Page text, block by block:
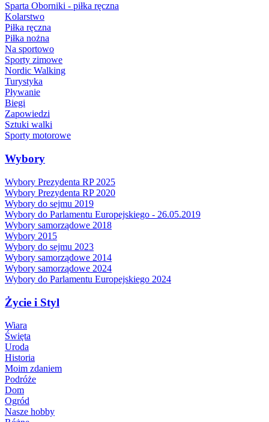
Sparta Oborniki - piłka ręczna
Kolarstwo
Piłka ręczna
Piłka nożna
Na sportowo
Sporty zimowe
Nordic Walking
Turystyka
Pływanie
Biegi
Zapowiedzi
Sztuki walki
Sporty motorowe
Wybory
Wybory Prezydenta RP 2025
Wybory Prezydenta RP 2020
Wybory do sejmu 2019
Wybory do Parlamentu Europejskiego - 26.05.2019
Wybory samorządowe 2018
Wybory 2015
Wybory do sejmu 2023
Wybory samorządowe 2014
Wybory samorządowe 2024
Wybory do Parlamentu Europejskiego 2024
Życie i Styl
Wiara
Święta
Uroda
Historia
Moim zdaniem
Podróże
Dom
Ogród
Nasze hobby